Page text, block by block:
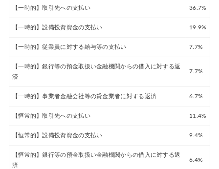
【一時的】取引先への支払い 36.7%
【一時的】設備投資資金の支払い 19.9%
【一時的】従業員に対する給与等の支払い 7.7%
【一時的】銀行等の預金取扱い金融機関からの借入に対する返
済
7.7%
【一時的】事業者金融会社等の貸金業者に対する返済 6.7%
【恒常的】取引先への支払い 11.4%
【恒常的】設備投資資金の支払い 9.4%
【恒常的】銀行等の預金取扱い金融機関からの借入に対する返
済
6.4%